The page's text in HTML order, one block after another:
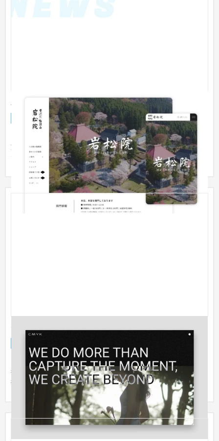
宗教法人岩松院様 コーポレートサイト
企業サイト お寺・神社 51〜100万円
これまで問い合わせが多かった「アクセス情報」や「添乗員、
旅行会社の方へのご案内」等のコンテンツを充実させました。
デザイ...
CMYK Corporate Site
「撮影＋αの価値を。」をタグラインに掲げ、写真・映像制作を
行っているCMYK株式会社のコーポレートサイトリニューアルを
担当し...